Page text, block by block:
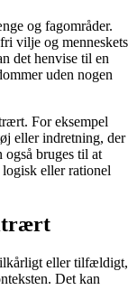
og fagområder.
vilje og menneskets
det henvise til en
uden nogen
For eksempel
eller indretning, der
bruges til at
eller rationel
eller tilfældigt,
Det kan